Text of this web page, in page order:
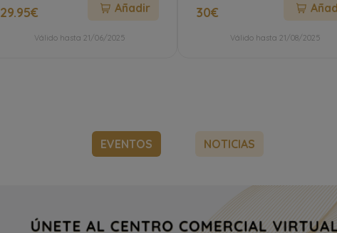
29.95€ Añadir
Válido hasta 21/06/2025
30€
Válido hasta 21/08/2025
EVENTOS NOTICIAS